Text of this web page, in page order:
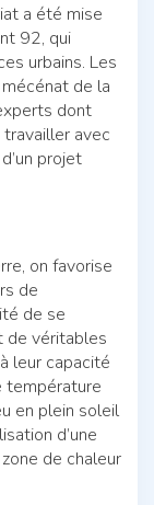
a été mise
92, qui
urbains. Les
de la
dont
travailler avec
projet
on favorise
de
de se
de véritables
leur capacité
température
en plein soleil
d’une
de chaleur